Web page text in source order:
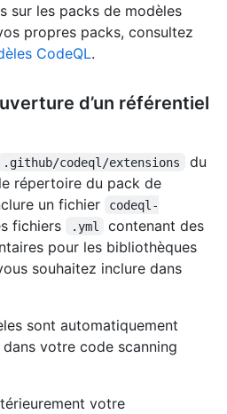
sur les packs de modèles
propres packs, consultez
CodeQL.
d’un référentiel
.github/codeql/extensions
du
répertoire du pack de
un fichier
codeql-
fichiers .yml
contenant des
pour les bibliothèques
souhaitez inclure dans
sont automatiquement
votre code scanning
votre